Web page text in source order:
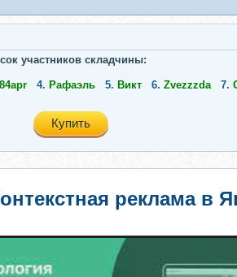
участников складчины:
4. Рафаэль 5. Викт 6. Zvezzzda 7.
Купить
реклама в